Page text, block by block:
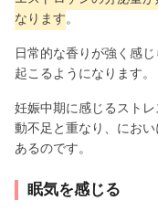
なります。
日常的な香りが強く感
起こるようになります。
妊娠中期に感じるスト
動不足と重なり、にお
あるのです。
眠気を感じる